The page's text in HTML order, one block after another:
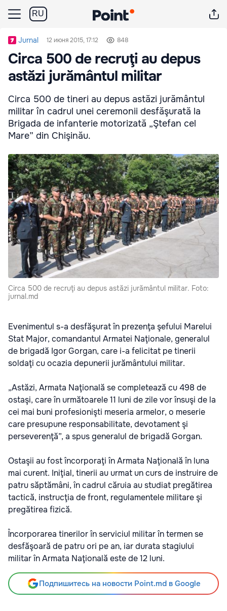
RU
Jurnal 12 июня 2015, 17:12 848
Circa 500 de recruţi au depus
astăzi jurământul militar
Circa 500 de tineri au depus astăzi jurământul
militar în cadrul unei ceremonii desfăşurată la
Brigada de infanterie motorizată „Ştefan cel
Mare” din Chişinău.
Circa 500 de recruţi au depus astăzi jurământul militar. Foto:
jurnal.md
Evenimentul s-a desfăşurat în prezenţa şefului Marelui
Stat Major, comandantul Armatei Naţionale, generalul
de brigadă Igor Gorgan, care i-a felicitat pe tinerii
soldaţi cu ocazia depunerii jurământului militar.
„Astăzi, Armata Naţională se completează cu 498 de
ostaşi, care în următoarele 11 luni de zile vor însuşi de la
cei mai buni profesionişti meseria armelor, o meserie
care presupune responsabilitate, devotament şi
perseverenţă”, a spus generalul de brigadă Gorgan.
Ostaşii au fost încorporaţi în Armata Naţională în luna
mai curent. Iniţial, tinerii au urmat un curs de instruire de
patru săptămâni, în cadrul căruia au studiat pregătirea
tactică, instrucţia de front, regulamentele militare şi
pregătirea fizică.
Încorporarea tinerilor în serviciul militar în termen se
desfăşoară de patru ori pe an, iar durata stagiului
militar în Armata Naţională este de 12 luni.
Подпишитесь на новости Point.md в Google